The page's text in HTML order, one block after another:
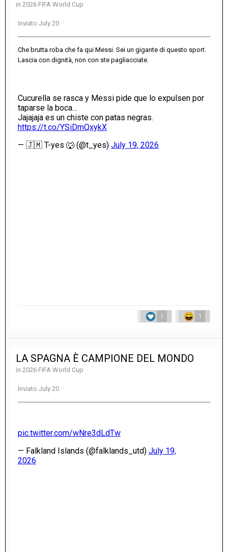
in 2026 FIFA World Cup
Inviato July 20
Che brutta roba che fa qui Messi. Sei un gigante di questo sport.
Lascia con dignità, non con ste pagliacciate.
1 1
LA SPAGNA È CAMPIONE DEL MONDO
in 2026 FIFA World Cup
Inviato July 20